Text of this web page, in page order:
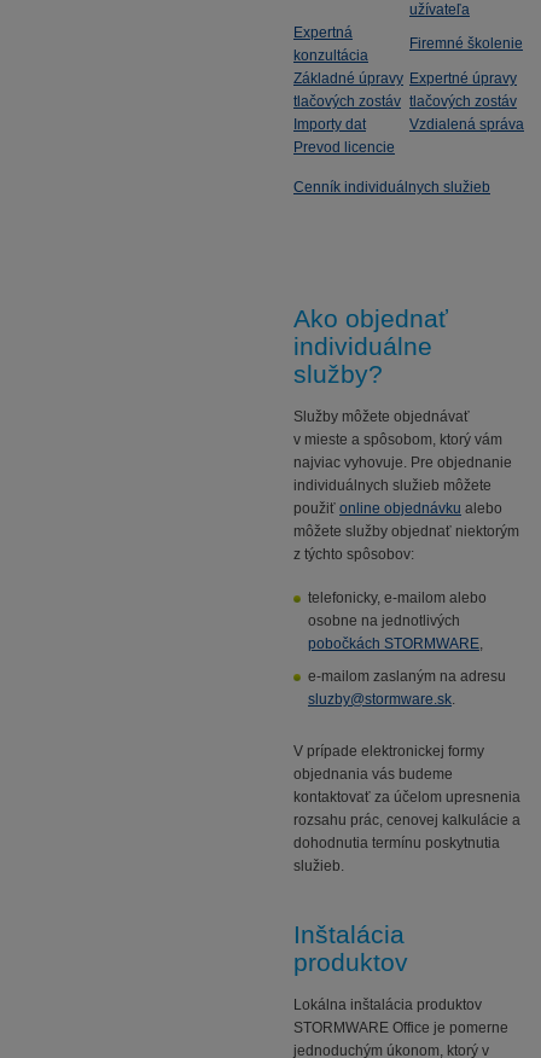
užívateľa
Expertná
konzultácia
Firemné školenie
Základné úpravy
tlačových zostáv
Expertné úpravy
tlačových zostáv
Importy dat
Vzdialená správa
Prevod licencie
Cenník individuálnych služieb
Ako objednať
individuálne
služby?
Služby môžete objednávať
v mieste a spôsobom, ktorý vám
najviac vyhovuje. Pre objednanie
individuálnych služieb môžete
použiť online objednávku alebo
môžete služby objednať niektorým
z týchto spôsobov:
telefonicky, e-mailom alebo
osobne na jednotlivých
pobočkách STORMWARE,
e-mailom zaslaným na adresu
sluzby@stormware.sk.
V prípade elektronickej formy
objednania vás budeme
kontaktovať za účelom upresnenia
rozsahu prác, cenovej kalkulácie a
dohodnutia termínu poskytnutia
služieb.
Inštalácia
produktov
Lokálna inštalácia produktov
STORMWARE Office je pomerne
jednoduchým úkonom, ktorý v